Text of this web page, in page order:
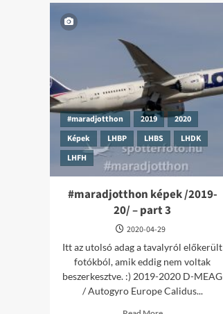
#maradjotthon 2019
2020
Képek
LHBP LHBS
LHDK
LHFH
#maradjotthon képek /2019-
20/ – part 3
2020-04-29
Itt az utolsó adag a tavalyról előkerült
fotókból, amik eddig nem voltak
beszerkesztve. :) 2019-2020 D-MEAG
/ Autogyro Europe Calidus...
Read